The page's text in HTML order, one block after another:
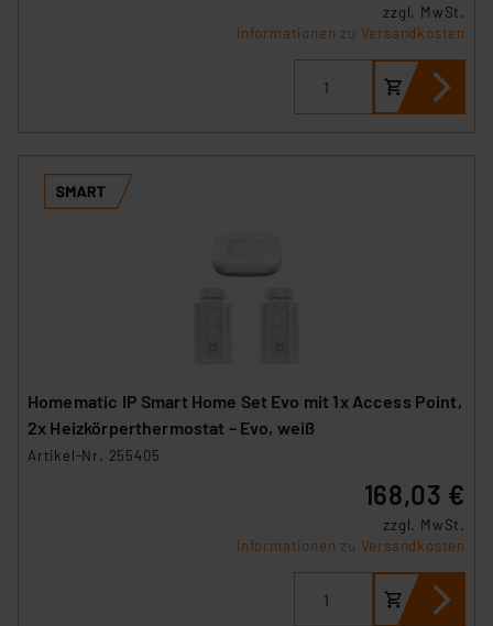
zzgl. MwSt.
Informationen zu Versandkosten
Homematic IP Smart Home Set Evo mit 1x Access Point,
2x Heizkörperthermostat – Evo, weiß
Artikel-Nr. 255405
168,03 €
zzgl. MwSt.
Informationen zu Versandkosten